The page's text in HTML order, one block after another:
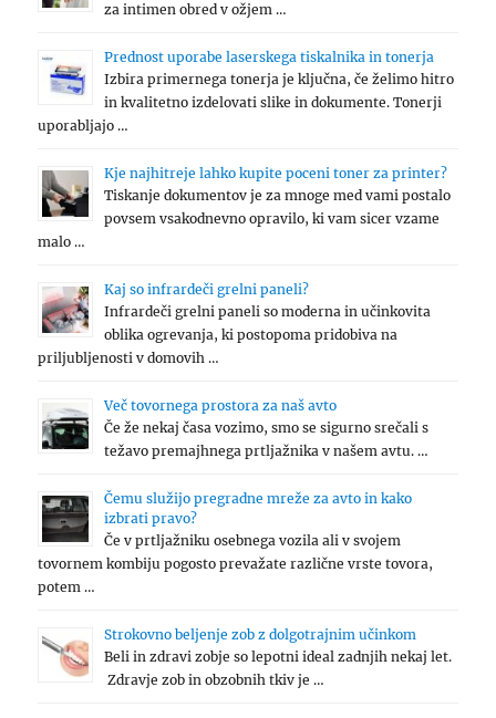
za intimen obred v ožjem …
Prednost uporabe laserskega tiskalnika in tonerja
Izbira primernega tonerja je ključna, če želimo hitro
in kvalitetno izdelovati slike in dokumente. Tonerji
uporabljajo …
Kje najhitreje lahko kupite poceni toner za printer?
Tiskanje dokumentov je za mnoge med vami postalo
povsem vsakodnevno opravilo, ki vam sicer vzame
malo …
Kaj so infrardeči grelni paneli?
Infrardeči grelni paneli so moderna in učinkovita
oblika ogrevanja, ki postopoma pridobiva na
priljubljenosti v domovih …
Več tovornega prostora za naš avto
Če že nekaj časa vozimo, smo se sigurno srečali s
težavo premajhnega prtljažnika v našem avtu. …
Čemu služijo pregradne mreže za avto in kako
izbrati pravo?
Če v prtljažniku osebnega vozila ali v svojem
tovornem kombiju pogosto prevažate različne vrste tovora,
potem …
Strokovno beljenje zob z dolgotrajnim učinkom
Beli in zdravi zobje so lepotni ideal zadnjih nekaj let.
Zdravje zob in obzobnih tkiv je …